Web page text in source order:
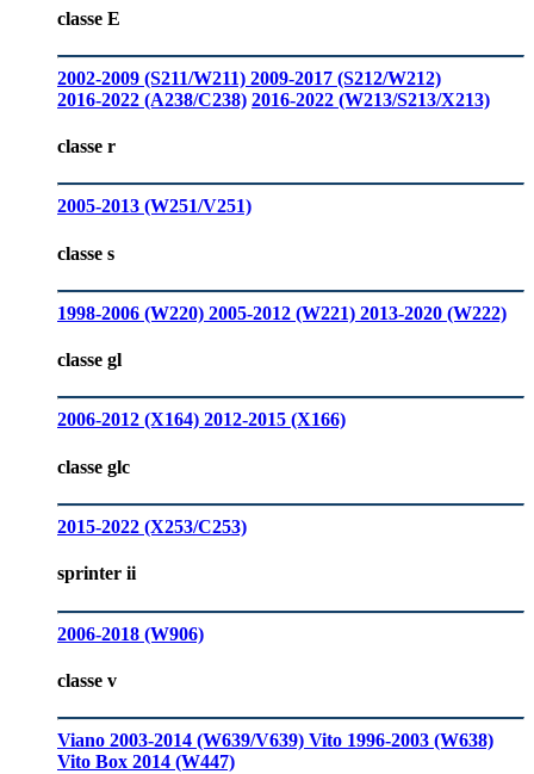
classe E
2002-2009 (S211/W211) 2009-2017 (S212/W212)
2016-2022 (A238/C238) 2016-2022 (W213/S213/X213)
classe r
2005-2013 (W251/V251)
classe s
1998-2006 (W220) 2005-2012 (W221) 2013-2020 (W222)
classe gl
2006-2012 (X164) 2012-2015 (X166)
classe glc
2015-2022 (X253/C253)
sprinter ii
2006-2018 (W906)
classe v
Viano 2003-2014 (W639/V639) Vito 1996-2003 (W638)
Vito Box 2014 (W447)